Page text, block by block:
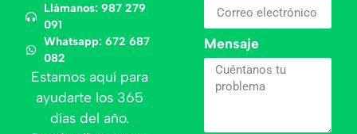
Llámanos: 987 279
091
Whatsapp: 672 687
082
Estamos aquí para
ayudarte los 365
días del año.
Mensaje